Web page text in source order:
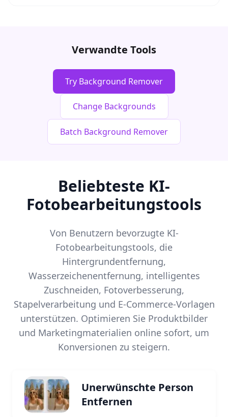
Verwandte Tools
Try Background Remover
Change Backgrounds
Batch Background Remover
Beliebteste KI-
Fotobearbeitungstools
Von Benutzern bevorzugte KI-
Fotobearbeitungstools, die
Hintergrundentfernung,
Wasserzeichenentfernung, intelligentes
Zuschneiden, Fotoverbesserung,
Stapelverarbeitung und E-Commerce-Vorlagen
unterstützen. Optimieren Sie Produktbilder
und Marketingmaterialien online sofort, um
Konversionen zu steigern.
Unerwünschte Person
Entfernen